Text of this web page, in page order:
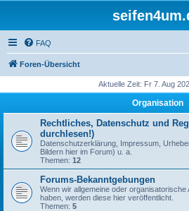
FAQ
Foren-Übersicht
Aktuelle Zeit: Fr 7. Aug
Organisation
Rechtliches, Datenschutz und
durchlesen!)
Datenschutzerklärung, Impressum,
Bildern hier im Forum) u. a.
Themen: 12
Forums-Bekanntgebungen
Wenn wir allgemeine oder
haben, werden diese hier veröffentlicht.
Themen: 5